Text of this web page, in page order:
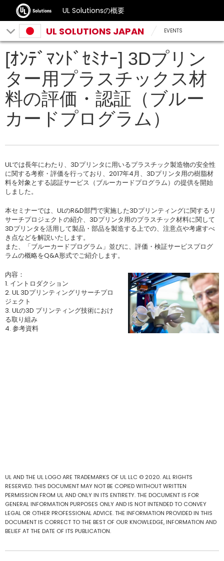
UL Solutionsの概要
UL SOLUTIONS JAPAN EVENTS
[ｵﾝﾃﾞﾏﾝﾄﾞｾﾐﾅｰ] 3Dプリン
ター用プラスチックス材
料の評価・認証（ブルー
カードプログラム）
ULでは長年にわたり、3Dプリンタに用いるプラスチック製造物の安全性
に関する考察・評価を行っており、2017年4月、3Dプリンタ用の樹脂材
料を対象とする認証サービス（ブルーカードプログラム）の提供を開始
しました。
本セミナーでは、ULのR&D部門で実施した3Dプリンティングに関するリ
サーチプロジェクトの紹介、3Dプリンタ用のプラスチック材料に関して
3Dプリンタを活用して製品・部品を製造する上での、注意点や考慮すべ
き点などを解説いたします。
また、「ブルーカードプログラム」並びに、評価・検証サービスプログ
ラムの概略をQ&A形式でご紹介します。
内容：
1. イントロダクション
2. UL 3Dプリンティングリサーチプロ
ジェクト
3. ULの3D プリンティング技術におけ
る取り組み
4. 参考資料
UL AND THE UL LOGO ARE TRADEMARKS OF UL LLC © 2020. ALL RIGHTS
RESERVED. THIS DOCUMENT MAY NOT BE COPIED WITHOUT WRITTEN
PERMISSION FROM UL AND ONLY IN ITS ENTIRETY. THE DOCUMENT IS FOR
GENERAL INFORMATION PURPOSES ONLY AND IS NOT INTENDED TO CONVEY
LEGAL OR OTHER PROFESSIONAL ADVICE. THE INFORMATION PROVIDED IN THIS
DOCUMENT IS CORRECT TO THE BEST OF OUR KNOWLEDGE, INFORMATION AND
BELIEF AT THE DATE OF ITS PUBLICATION.​